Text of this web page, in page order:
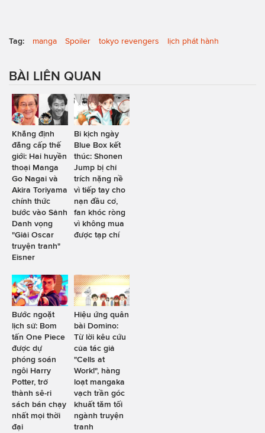
Tag: manga Spoiler tokyo revengers lịch phát hành
BÀI LIÊN QUAN
Khẳng định
đẳng cấp thế
giới: Hai huyền
thoại Manga
Go Nagai và
Akira Toriyama
chính thức
bước vào Sảnh
Danh vọng
"Giải Oscar
truyện tranh"
Eisner
Bi kịch ngày
Blue Box kết
thúc: Shonen
Jump bị chỉ
trích nặng nề
vì tiếp tay cho
nạn đầu cơ,
fan khóc ròng
vì không mua
được tạp chí
Bước ngoặt
lịch sử: Bom
tấn One Piece
được dự
phóng soán
ngôi Harry
Potter, trở
thành sê-ri
sách bán chạy
nhất mọi thời
đại
Hiệu ứng quân
bài Domino:
Từ lời kêu cứu
của tác giả
"Cells at
Work!", hàng
loạt mangaka
vạch trần góc
khuất tăm tối
ngành truyện
tranh